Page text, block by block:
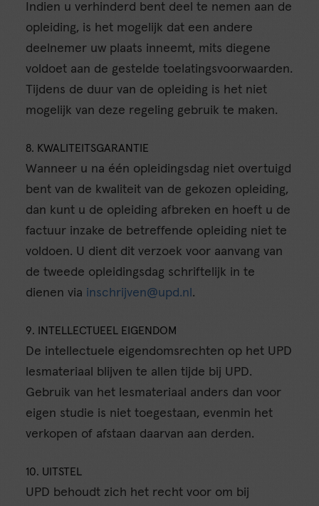
Indien u verhinderd bent deel te nemen aan de
opleiding, is het mogelijk dat een andere
deelnemer uw plaats inneemt, mits diegene
voldoet aan de gestelde toelatingsvoorwaarden.
Tijdens de duur van de opleiding is het niet
mogelijk van deze regeling gebruik te maken.
8. KWALITEITSGARANTIE
Wanneer u na één opleidingsdag niet overtuigd
bent van de kwaliteit van de gekozen opleiding,
dan kunt u de opleiding afbreken en hoeft u de
factuur inzake de betreffende opleiding niet te
voldoen. U dient dit verzoek voor aanvang van
de tweede opleidingsdag schriftelijk in te
dienen via inschrijven@upd.nl .
9. INTELLECTUEEL EIGENDOM
De intellectuele eigendomsrechten op het UPD
lesmateriaal blijven te allen tijde bij UPD.
Gebruik van het lesmateriaal anders dan voor
eigen studie is niet toegestaan, evenmin het
verkopen of afstaan daarvan aan derden.
10. UITSTEL
UPD behoudt zich het recht voor om bij